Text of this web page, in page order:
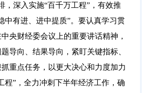
，深入实施“百千万工程”，有效推
中有进、进中提质”。要认真学习贯
央财经委会议上的重要讲话精神，
导向、结果导向，紧盯关键指标、
重点任务，以更大决心和力度加力
程”，全力冲刺下半年经济工作，确